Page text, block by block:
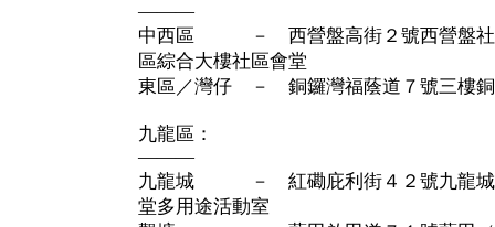
———
中西區 － 西營盤高街２號西營盤社
區綜合大樓社區會堂
東區／灣仔 － 銅鑼灣福蔭道７號三樓銅
九龍區：
———
九龍城 － 紅磡庇利街４２號九龍城
堂多用途活動室